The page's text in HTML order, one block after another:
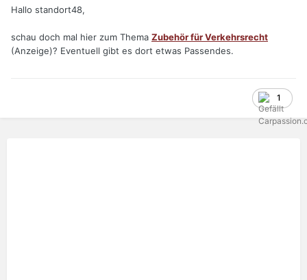
Hallo standort48,
schau doch mal hier zum Thema Zubehör für Verkehrsrecht
(Anzeige)? Eventuell gibt es dort etwas Passendes.
1